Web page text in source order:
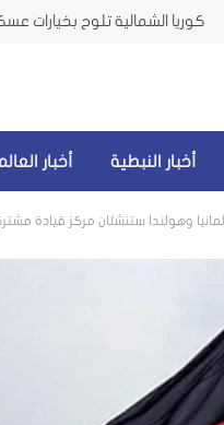
كوريا الشمالية تلوح بخيارات
أخبار النبطية أخبار
ألمانيا وهولندا ستنشئان مركز قيادة